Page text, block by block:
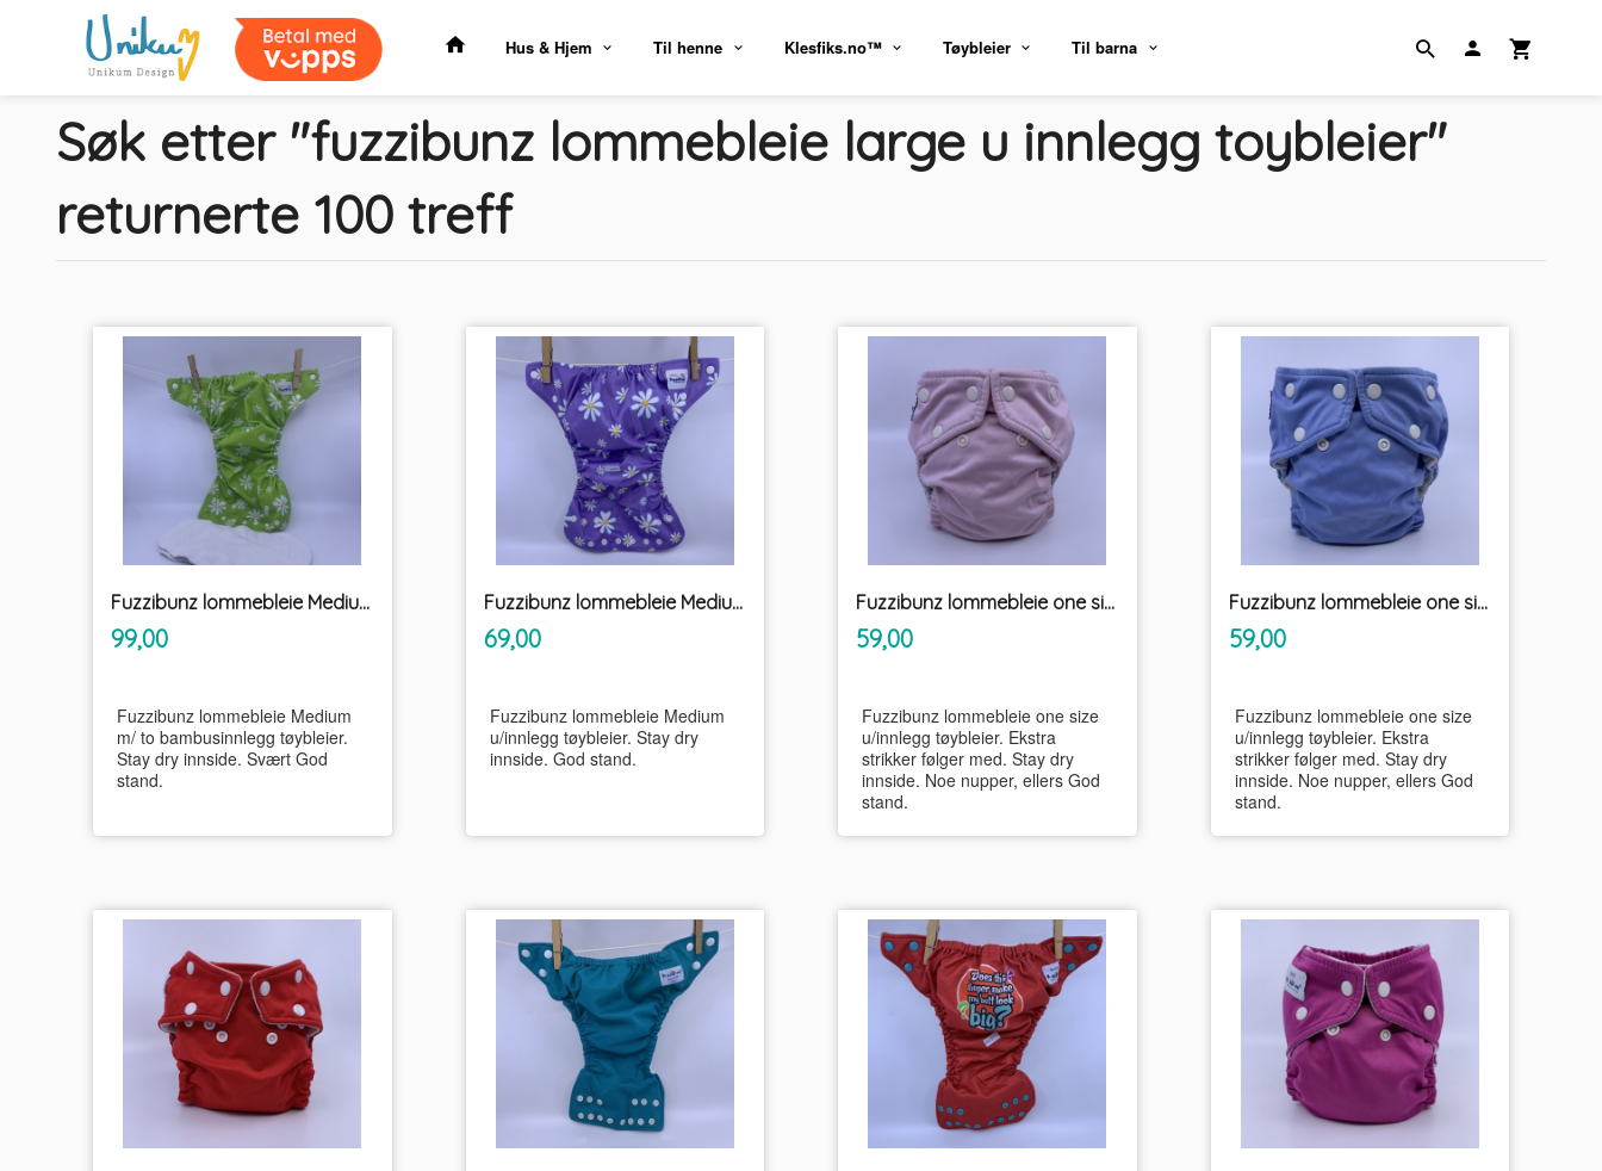
Hus & Hjem Til henne Klesfiks.no™ Tøybleier Til barna
Søk etter "fuzzibunz lommebleie large u innlegg toybleier"
returnerte 100 treff
Fuzzibunz lommebleie Medium m/ to bambusinnlegg tøybleier
Pris
99,00mva.
Fuzzibunz lommebleie Medium
m/ to bambusinnlegg tøybleier.
Stay dry innside. Svært God
stand.
Fuzzibunz lommebleie Medium u/innlegg tøybleier
Pris
69,00inkl.
mva.
Fuzzibunz lommebleie Medium
u/innlegg tøybleier. Stay dry
innside. God stand.
Fuzzibunz lommebleie one size m/ekstra strikker u/innlegg tøybleier
Pris
59,00mva.
Fuzzibunz lommebleie one size
u/innlegg tøybleier. Ekstra
strikker følger med. Stay dry
innside. Noe nupper, ellers God
stand.
Fuzzibunz lommebleie one size m/ekstra strikker u/innlegg tøybleier
Pris
59,00inkl.
mva.
Fuzzibunz lommebleie one size
u/innlegg tøybleier. Ekstra
strikker følger med. Stay dry
innside. Noe nupper, ellers God
stand.